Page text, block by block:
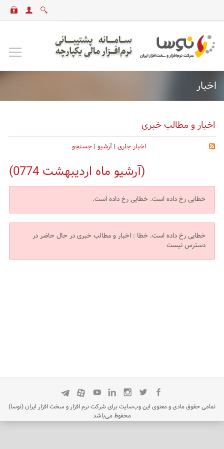
اخبار
اخبار و مطالب خبری
اخبار جاری | آرشیو | جستجو
(آرشیو ماه اردیبهشت 0774)
خطایی رخ داده است. خطایی رخ داده است.
خطایی رخ داده است. خطا : اخبار و مطالب خبری در حال حاضر در
دسترس نیست
تمامی حقوق مادی و معنوی این وب‌سایت برای شرکت نرم افزار و سخت افزار ایران (نوسا)
محفوظ می‌باشد